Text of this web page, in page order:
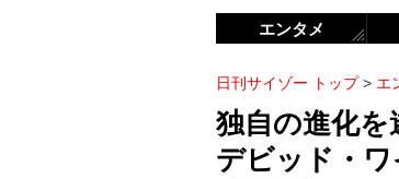
日刊サイゾー トップ> エ
独自の進化
デビッド・
エンタメ